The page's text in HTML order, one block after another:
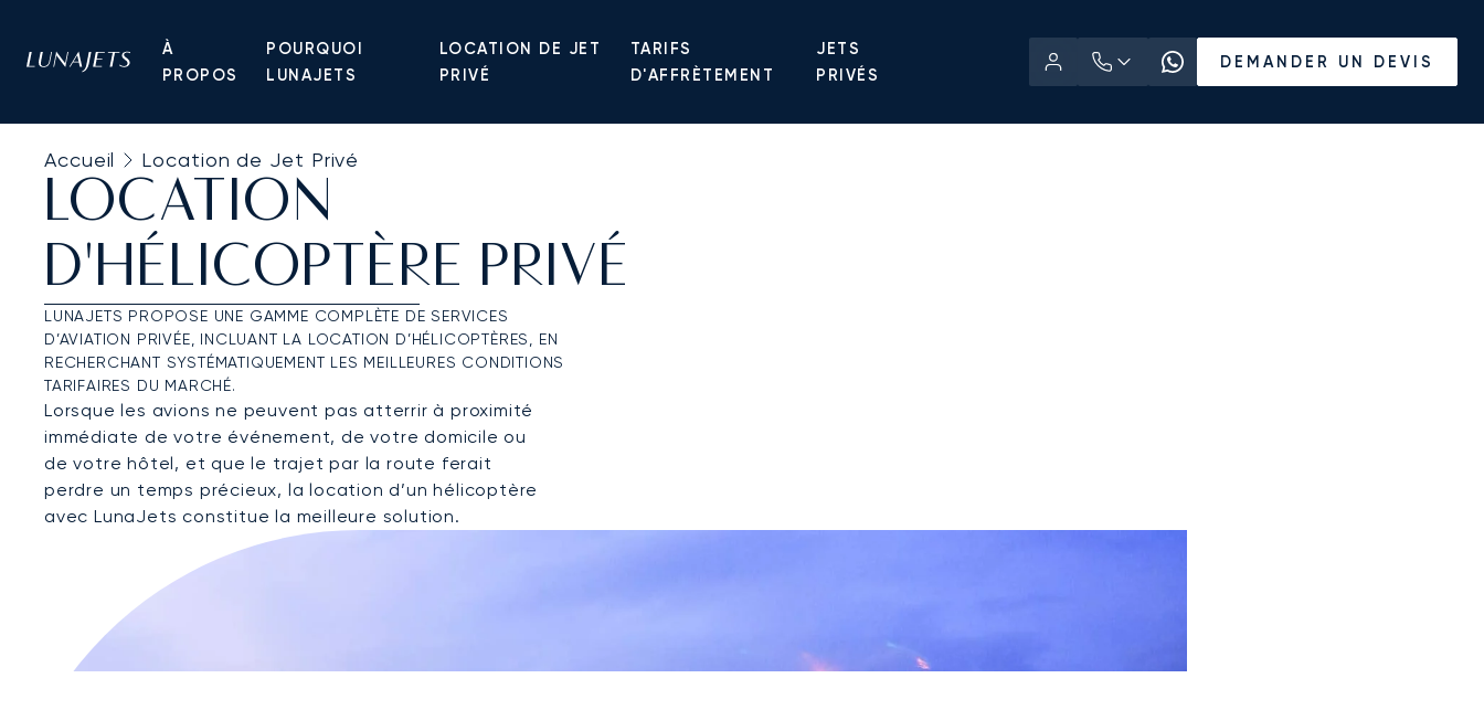
À
PROPOS
POURQUOI
LUNAJETS
LOCATION DE JET
PRIVÉ
TARIFS
D'AFFRÈTEMENT
JETS
PRIVÉS
DEMANDER UN DEVIS
Accueil Location de Jet Privé
LOCATION
D'HÉLICOPTÈRE PRIVÉ
LUNAJETS PROPOSE UNE GAMME COMPLÈTE DE SERVICES
D’AVIATION PRIVÉE, INCLUANT LA LOCATION D’HÉLICOPTÈRES, EN
RECHERCHANT SYSTÉMATIQUEMENT LES MEILLEURES CONDITIONS
TARIFAIRES DU MARCHÉ.
Lorsque les avions ne peuvent pas atterrir à proximité
immédiate de votre événement, de votre domicile ou
de votre hôtel, et que le trajet par la route ferait
perdre un temps précieux, la location d’un hélicoptère
avec LunaJets constitue la meilleure solution.